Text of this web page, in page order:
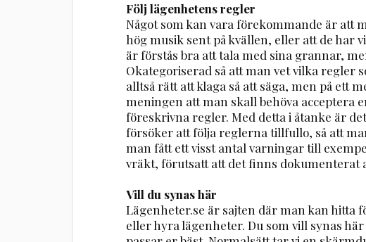
Följ lägenhetens regler
Något som kan vara förekommande är att
hög musik sent på kvällen, eller att de har
är förstås bra att tala med sina grannar,
Okategoriserad så att man vet vilka regler
alltså rätt att klaga så att säga, men på ett
meningen att man skall behöva acceptera
föreskrivna regler. Med detta i åtanke är
försöker att följa reglerna tillfullo, så att
man fått ett visst antal varningar till
vräkt, förutsatt att det finns dokumenterat
Vill du synas här
Lägenheter.se är sajten där man kan hitta
eller hyra lägenheter. Du som vill synas